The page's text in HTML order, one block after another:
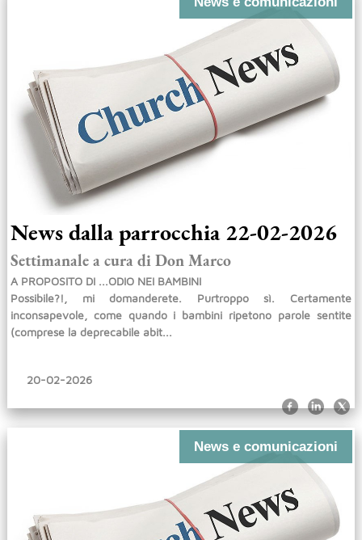
News dalla parrocchia 22-02-2026
Settimanale a cura di Don Marco
A PROPOSITO DI ...ODIO NEI BAMBINI
Possibile?!, mi domanderete. Purtroppo sì. Certamente
inconsapevole, come quando i bambini ripetono parole sentite
(comprese la deprecabile abit...
20-02-2026
News e comunicazioni